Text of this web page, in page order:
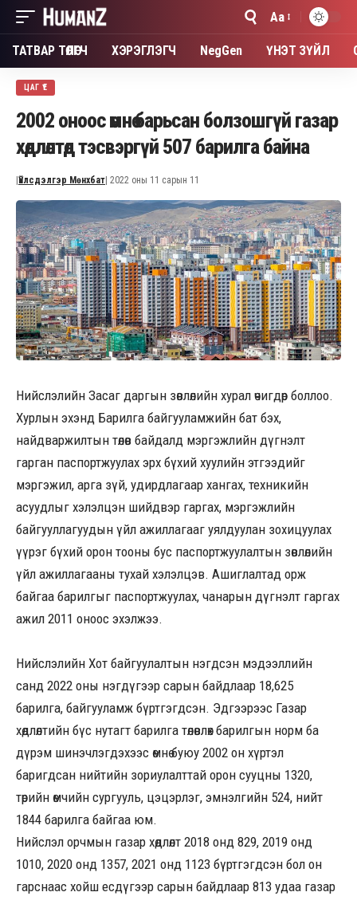
Font
Resizer
Aa
ТАТВАР ТӨЛӨГЧ ХЭРЭГЛЭГЧ NegGen ҮНЭТ ЗҮЙЛ
ЦАГ ҮЕ
2002 оноос өмнө барьсан болзошгүй газар
хөдлөлтөд тэсвэргүй 507 барилга байна
Үйлсдэлгэр Мөнхбат | 2022 оны 11 сарын 11
Нийслэлийн Засаг даргын зөвлөлийн хурал өчигдөр боллоо.
Хурлын эхэнд Барилга байгууламжийн бат бэх,
найдваржилтын төлөв байдалд мэргэжлийн дүгнэлт
гарган паспортжуулах эрх бүхий хуулийн этгээдийг
мэргэжил, арга зүй, удирдлагаар хангах, техникийн
асуудлыг хэлэлцэн шийдвэр гаргах, мэргэжлийн
байгууллагуудын үйл ажиллагааг уялдуулан зохицуулах
үүрэг бүхий орон тооны бус паспортжуулалтын зөвлөлийн
үйл ажиллагааны тухай хэлэлцэв. Ашиглалтад орж
байгаа барилгыг паспортжуулах, чанарын дүгнэлт гаргах
ажил 2011 оноос эхэлжээ.
Нийслэлийн Хот байгуулалтын нэгдсэн мэдээллийн
санд 2022 оны нэгдүгээр сарын байдлаар 18,625
барилга, байгууламж бүртгэгдсэн. Эдгээрээс Газар
хөдлөлтийн бүс нутагт барилга төлөвлөх барилгын норм ба
дүрэм шинэчлэгдэхээс өмнө буюу 2002 он хүртэл
баригдсан нийтийн зориулалттай орон сууцны 1320,
төрийн өмчийн сургууль, цэцэрлэг, эмнэлгийн 524, нийт
1844 барилга байгаа юм.
Нийслэл орчмын газар хөдлөлт 2018 онд 829, 2019 онд
1010, 2020 онд 1357, 2021 онд 1123 бүртгэгдсэн бол он
гарснаас хойш есдүгээр сарын байдлаар 813 удаа газар